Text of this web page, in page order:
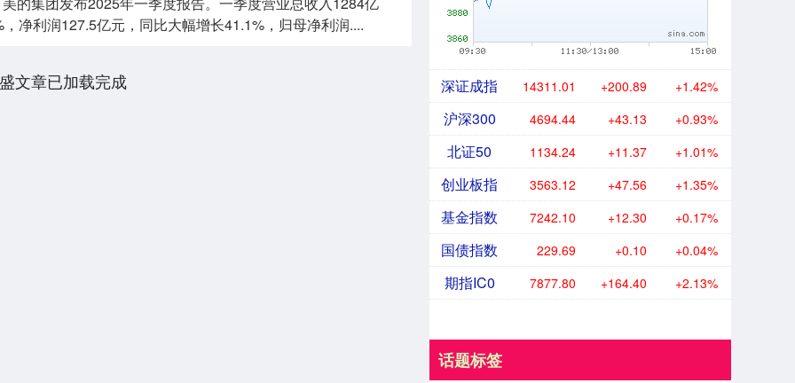
净利润127.5亿元，同比大幅增长41.1%，归母净利润....
文章已加载完成 深证成指 14311.01 +200.89 +1.42%
沪深300 4694.44 +43.13 +0.93%
北证50 1134.24 +11.37 +1.01%
创业板指 3563.12 +47.56 +1.35%
基金指数 7242.10 +12.30 +0.17%
国债指数 229.69 +0.10 +0.04%
期指IC0 7877.80 +164.40 +2.13%
话题标签